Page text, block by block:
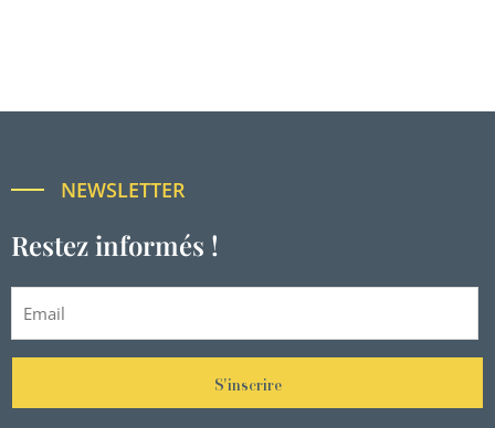
NEWSLETTER
Restez informés !
S'inscrire